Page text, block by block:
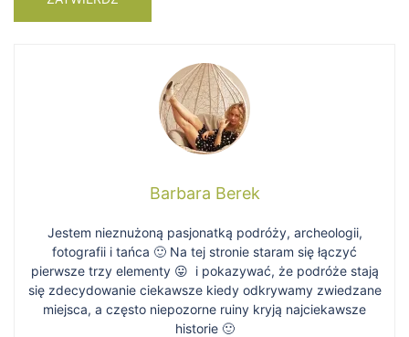
Barbara Berek
Jestem nieznużoną pasjonatką podróży, archeologii,
fotografii i tańca 🙂 Na tej stronie staram się łączyć
pierwsze trzy elementy 😛 i pokazywać, że podróże stają
się zdecydowanie ciekawsze kiedy odkrywamy zwiedzane
miejsca, a często niepozorne ruiny kryją najciekawsze
historie 🙂